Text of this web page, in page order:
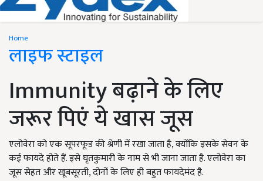
Home
लाइफ स्टाइल
Immunity बढ़ाने के लिए
जरूर पिएं ये खास जूस
एलोवेरा को एक सूपरफूड की श्रेणी में रखा जाता है, क्योंकि इसके सेवन के
कई फायदे होते हैं. इसे घृतकुमारी के नाम से भी जाना जाता है. एलोवेरा का
जूस सेहत और खूबसूरती, दोनों के लिए ही बहुत फायदेमंद है.